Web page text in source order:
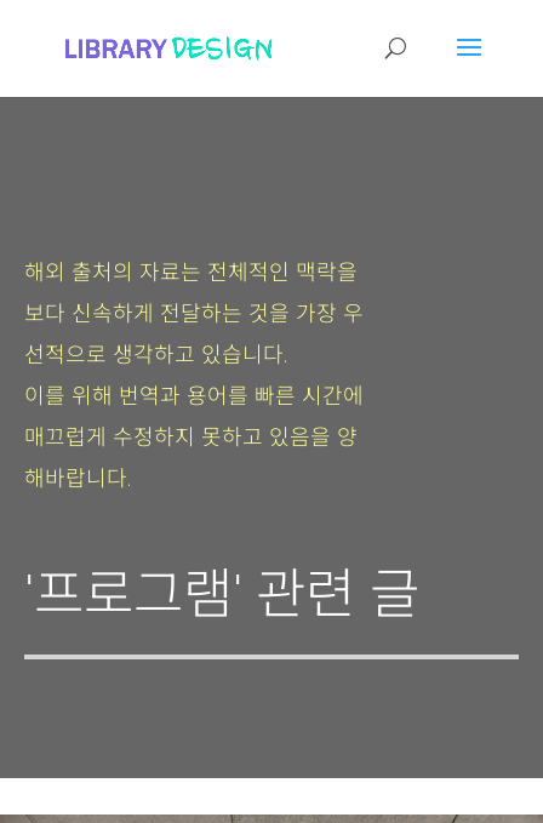
해외 출처의 자료는 전체적인 맥락을
보다 신속하게 전달하는 것을 가장 우
선적으로 생각하고 있습니다.
이를 위해 번역과 용어를 빠른 시간에
매끄럽게 수정하지 못하고 있음을 양
해바랍니다.
'프로그램' 관련 글